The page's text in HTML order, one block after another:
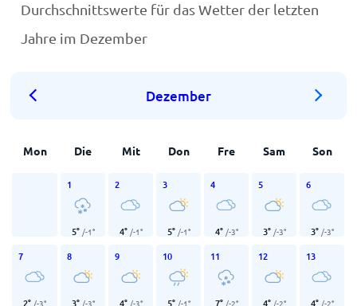
Durchschnittswerte für das Wetter der letzten
Jahre im Dezember
Dezember
Mon Die Mit Don Fre Sam Son
1
5° /-1°
2
4° /-1°
3
5° /-1°
4
4° /-3°
5
3° /-3°
6
3° /-3°
7
2° /-3°
8
3° /-3°
9
4° /-3°
10
5° /-1°
11
7° /-2°
12
4° /-2°
13
4° /-2°